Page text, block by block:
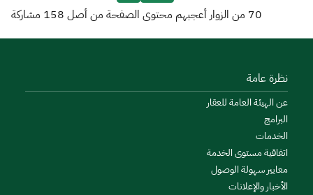
70 من الزوار أعجبهم محتوى الصفحة من أصل 158 مشاركة
نظرة عامة
عن الهيئة العامة للعقار
البرامج
الخدمات
اتفاقية مستوى الخدمة
معايير سهولة الوصول
الأخبار والإعلانات